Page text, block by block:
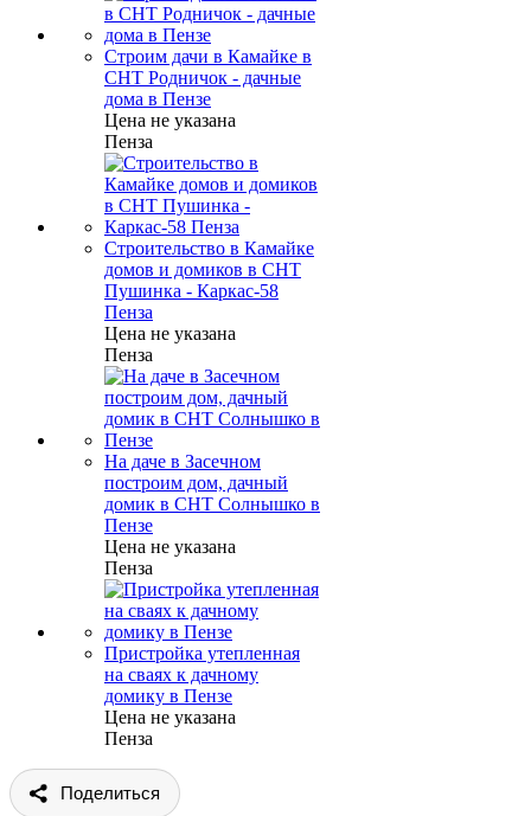
Строим дачи в Камайке в
СНТ Родничок - дачные
дома в Пензе
Цена не указана
Пенза
Строительство в Камайке
домов и домиков в СНТ
Пушинка - Каркас-58
Пенза
Цена не указана
Пенза
На даче в Засечном
построим дом, дачный
домик в СНТ Солнышко в
Пензе
Цена не указана
Пенза
Пристройка утепленная
на сваях к дачному
домику в Пензе
Цена не указана
Пенза
Поделиться